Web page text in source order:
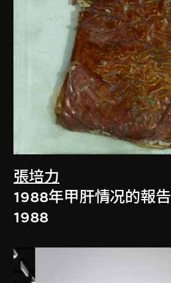
張培力
1988年甲肝情况的報告
1988